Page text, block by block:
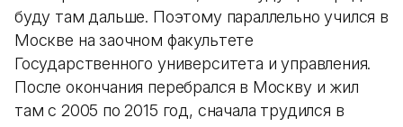
буду там дальше. Поэтому параллельно учился в
Москве на заочном факультете
Государственного университета и управления.
После окончания перебрался в Москву и жил
там с 2005 по 2015 год, сначала трудился в